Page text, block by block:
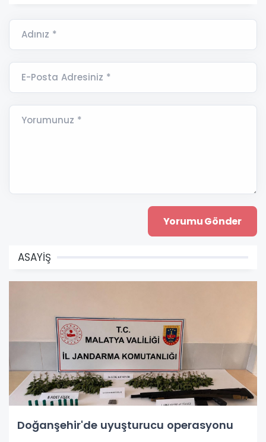
Adınız *
E-Posta Adresiniz *
Yorumunuz *
ASAYİŞ
Doğanşehir'de uyuşturucu operasyonu